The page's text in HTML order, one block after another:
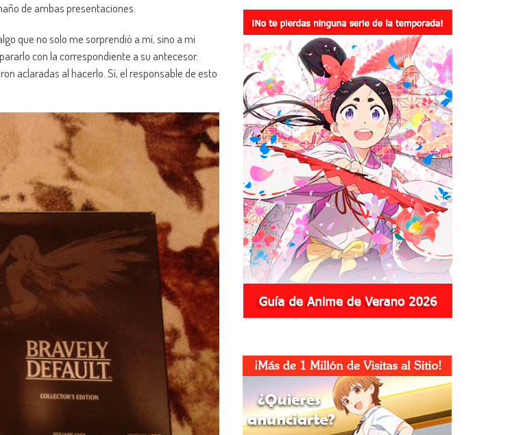
de ambas presentaciones.
que no solo me sorprendió a mí, sino a mi
con la correspondiente a su antecesor.
aclaradas al hacerlo. Sí, el responsable de esto